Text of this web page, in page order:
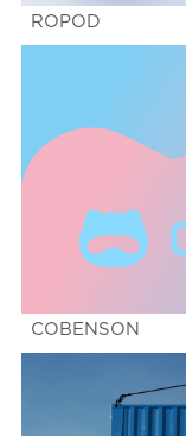
ROPOD
COBENSON